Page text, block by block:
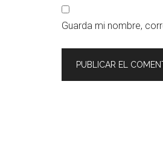
Guarda mi nombre,